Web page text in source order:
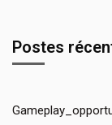
Postes